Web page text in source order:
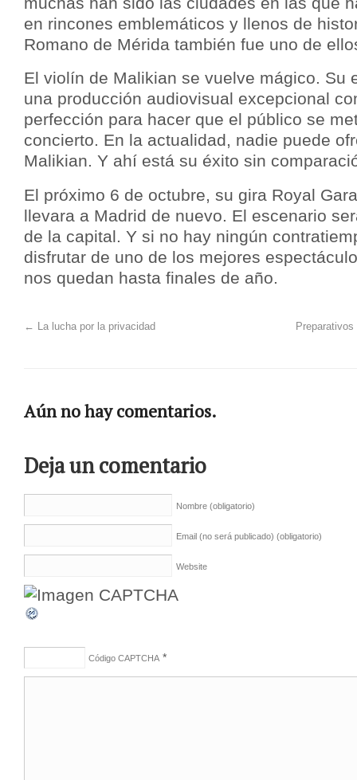
en rincones emblemáticos y llenos de
Romano de Mérida también fue uno de
El violín de Malikian se vuelve mágico. Su
una producción audiovisual excepcional
perfección para hacer que el público se
concierto. En la actualidad, nadie puede
Malikian. Y ahí está su éxito sin
El próximo 6 de octubre, su gira Royal
llevara a Madrid de nuevo. El escenario
de la capital. Y si no hay ningún
disfrutar de uno de los mejores
nos quedan hasta finales de año.
← La lucha por la privacidad
Aún no hay comentarios.
Deja un comentario
Nombre (obligatorio)
Email (no será publicado) (obligatorio)
Website
Código CAPTCHA *